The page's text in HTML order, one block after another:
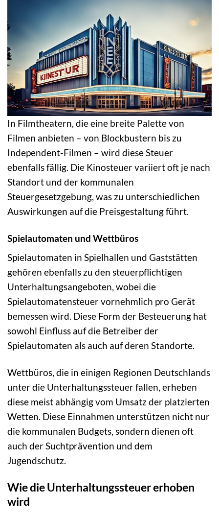
In Filmtheatern, die eine breite Palette von
Filmen anbieten – von Blockbustern bis zu
Independent-Filmen – wird diese Steuer
ebenfalls fällig. Die Kinosteuer variiert oft je nach
Standort und der kommunalen
Steuergesetzgebung, was zu unterschiedlichen
Auswirkungen auf die Preisgestaltung führt.
Spielautomaten und Wettbüros
Spielautomaten in Spielhallen und Gaststätten
gehören ebenfalls zu den steuerpflichtigen
Unterhaltungsangeboten, wobei die
Spielautomatensteuer vornehmlich pro Gerät
bemessen wird. Diese Form der Besteuerung hat
sowohl Einfluss auf die Betreiber der
Spielautomaten als auch auf deren Standorte.
Wettbüros, die in einigen Regionen Deutschlands
unter die Unterhaltungssteuer fallen, erheben
diese meist abhängig vom Umsatz der platzierten
Wetten. Diese Einnahmen unterstützen nicht nur
die kommunalen Budgets, sondern dienen oft
auch der Suchtprävention und dem
Jugendschutz.
Wie die Unterhaltungssteuer erhoben
wird